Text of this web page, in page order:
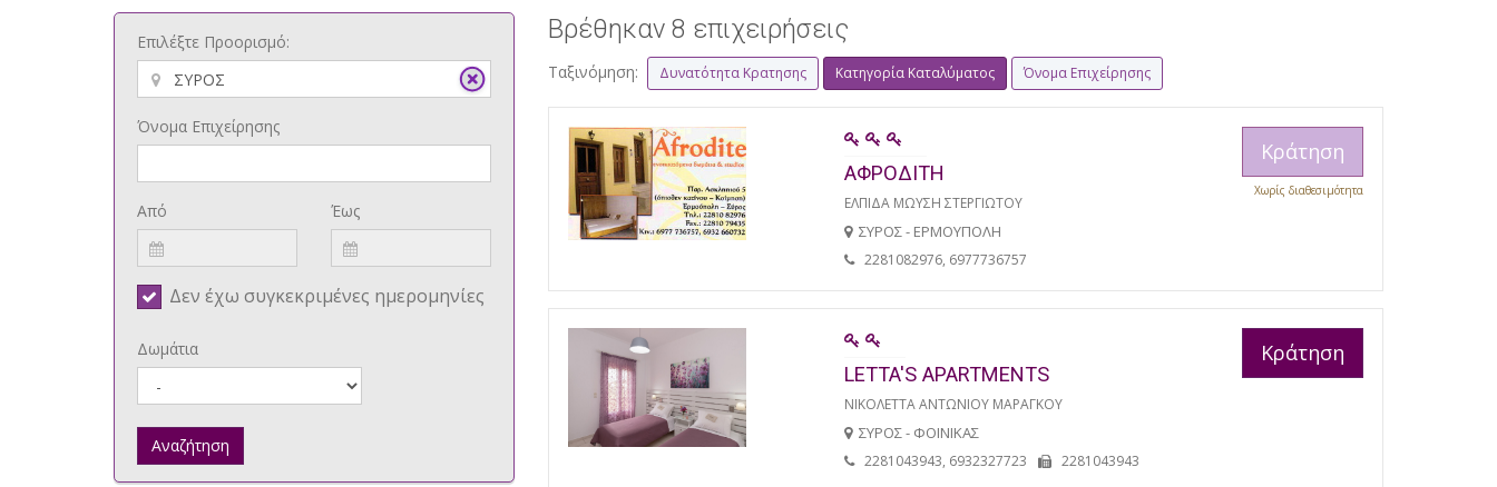
Επιλέξτε Προορισμό:
Όνομα Επιχείρησης
Από Έως
Δεν έχω συγκεκριμένες ημερομηνίες
Δωμάτια
Αναζήτηση
Βρέθηκαν 8 επιχειρήσεις
Ταξινόμηση: Δυνατότητα Κρατησης Κατηγορία Καταλύματος Όνομα Επιχείρησης
ΑΦΡΟΔΙΤΗ
ΕΛΠΙΔΑ ΜΩΥΣΗ ΣΤΕΡΓΙΩΤΟΥ
ΣΥΡΟΣ - ΕΡΜΟΥΠΟΛΗ
2281082976, 6977736757
Κράτηση
Χωρίς διαθεσιμότητα
LETTA'S APARTMENTS
ΝΙΚΟΛΕΤΤΑ ΑΝΤΩΝΙΟΥ ΜΑΡΑΓΚΟΥ
ΣΥΡΟΣ - ΦΟΙΝΙΚΑΣ
2281043943, 6932327723 2281043943
Κράτηση